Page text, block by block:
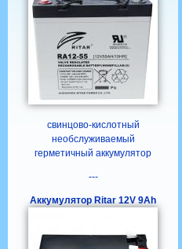
свинцово-кислотный
необслуживаемый
герметичный аккумулятор
---
Аккумулятор Ritar 12V 9Ah